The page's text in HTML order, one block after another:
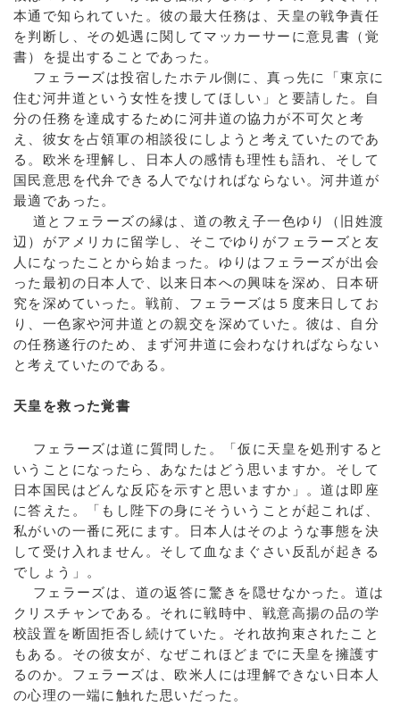
本通で知られていた。彼の最大任務は、天皇の戦争責任
を判断し、その処遇に関してマッカーサーに意見書（覚
書）を提出することであった。
フェラーズは投宿したホテル側に、真っ先に「東京に
住む河井道という女性を捜してほしい」と要請した。自
分の任務を達成するために河井道の協力が不可欠と考
え、彼女を占領軍の相談役にしようと考えていたのであ
る。欧米を理解し、日本人の感情も理性も語れ、そして
国民意思を代弁できる人でなければならない。河井道が
最適であった。
道とフェラーズの縁は、道の教え子一色ゆり（旧姓渡
辺）がアメリカに留学し、そこでゆりがフェラーズと友
人になったことから始まった。ゆりはフェラーズが出会
った最初の日本人で、以来日本への興味を深め、日本研
究を深めていった。戦前、フェラーズは５度来日してお
り、一色家や河井道との親交を深めていた。彼は、自分
の任務遂行のため、まず河井道に会わなければならない
と考えていたのである。
天皇を救った覚書
フェラーズは道に質問した。「仮に天皇を処刑すると
いうことになったら、あなたはどう思いますか。そして
日本国民はどんな反応を示すと思いますか」。道は即座
に答えた。「もし陛下の身にそういうことが起これば、
私がいの一番に死にます。日本人はそのような事態を決
して受け入れません。そして血なまぐさい反乱が起きる
でしょう」。
フェラーズは、道の返答に驚きを隠せなかった。道は
クリスチャンである。それに戦時中、戦意高揚の品の学
校設置を断固拒否し続けていた。それ故拘束されたこと
もある。その彼女が、なぜこれほどまでに天皇を擁護す
るのか。フェラーズは、欧米人には理解できない日本人
の心理の一端に触れた思いだった。